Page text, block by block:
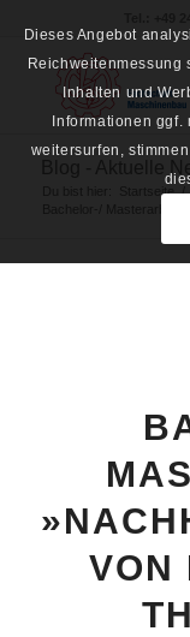
Startseite /
VON
Dieses Angebot
Reichweitenmessung
Inhalten und
Informationen ggf.
weitersurfen,